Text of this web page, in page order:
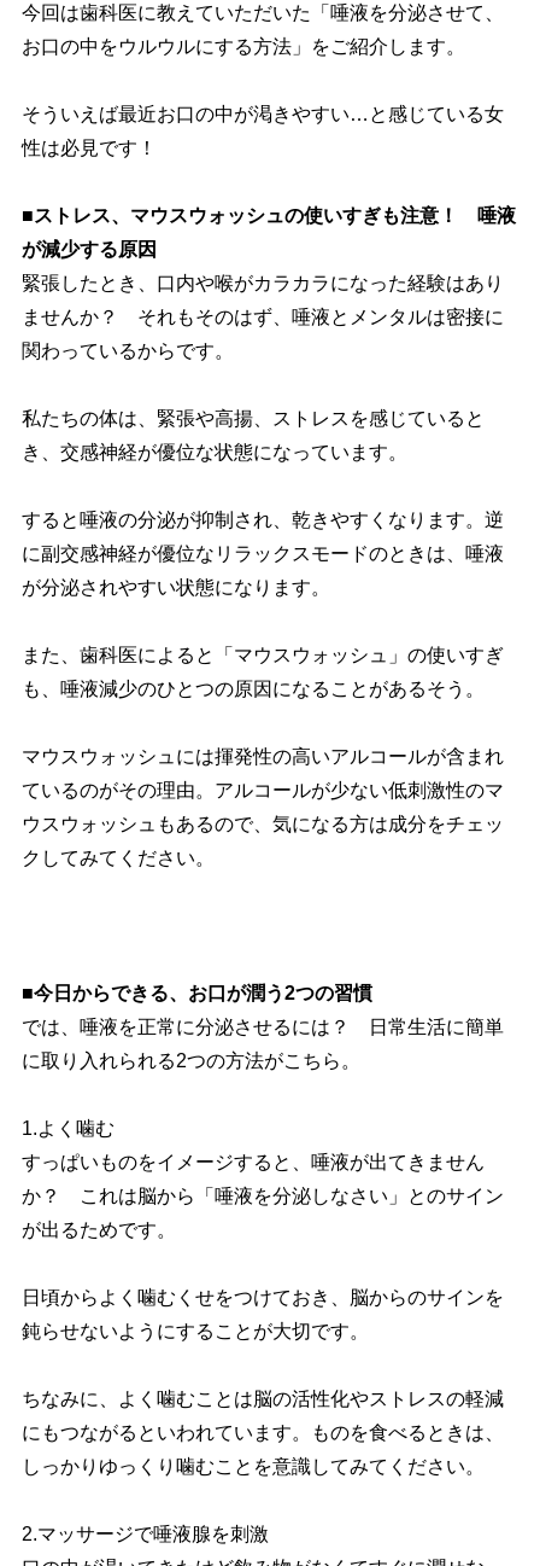
今回は歯科医に教えていただいた「唾液を分泌させて、
お口の中をウルウルにする方法」をご紹介します。
そういえば最近お口の中が渇きやすい…と感じている女
性は必見です！
■ストレス、マウスウォッシュの使いすぎも注意！ 唾液
が減少する原因
緊張したとき、口内や喉がカラカラになった経験はあり
ませんか？ それもそのはず、唾液とメンタルは密接に
関わっているからです。
私たちの体は、緊張や高揚、ストレスを感じていると
き、交感神経が優位な状態になっています。
すると唾液の分泌が抑制され、乾きやすくなります。逆
に副交感神経が優位なリラックスモードのときは、唾液
が分泌されやすい状態になります。
また、歯科医によると「マウスウォッシュ」の使いすぎ
も、唾液減少のひとつの原因になることがあるそう。
マウスウォッシュには揮発性の高いアルコールが含まれ
ているのがその理由。アルコールが少ない低刺激性のマ
ウスウォッシュもあるので、気になる方は成分をチェッ
クしてみてください。
■今日からできる、お口が潤う2つの習慣
では、唾液を正常に分泌させるには？ 日常生活に簡単
に取り入れられる2つの方法がこちら。
1.よく噛む
すっぱいものをイメージすると、唾液が出てきません
か？ これは脳から「唾液を分泌しなさい」とのサイン
が出るためです。
日頃からよく噛むくせをつけておき、脳からのサインを
鈍らせないようにすることが大切です。
ちなみに、よく噛むことは脳の活性化やストレスの軽減
にもつながるといわれています。ものを食べるときは、
しっかりゆっくり噛むことを意識してみてください。
2.マッサージで唾液腺を刺激